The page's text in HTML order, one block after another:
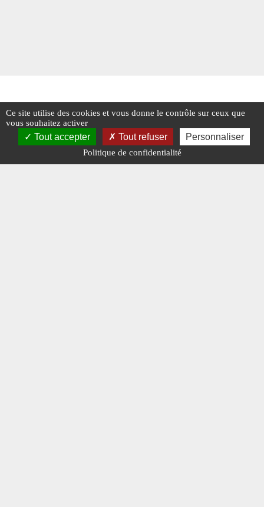
Ce site utilise des cookies et vous donne le contrôle sur ceux que
vous souhaitez activer
Tout accepter Tout refuser Personnaliser
Politique de confidentialité